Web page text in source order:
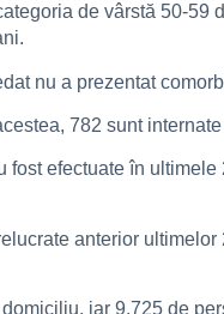
de vârstă 50-59
nu a prezentat
782 sunt internate
efectuate în ultimele
anterior
iar 9.725 de